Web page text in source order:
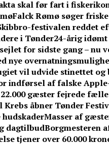
skal før fart i
Falck Rømø søger
festivalen reddet
i Tønder24-årig
for sidste gang – nu
nye
vil udvide stinettet
indførsel af falske
gæster fejrede
Krebs åbner Tønder
Masser af
dagtilbudBorgmesteren
tjener over 60.000